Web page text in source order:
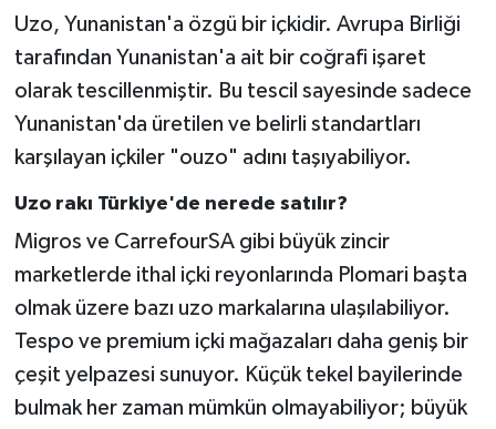
Uzo, Yunanistan'a özgü bir içkidir. Avrupa Birliği
tarafından Yunanistan'a ait bir coğrafi işaret
olarak tescillenmiştir. Bu tescil sayesinde sadece
Yunanistan'da üretilen ve belirli standartları
karşılayan içkiler "ouzo" adını taşıyabiliyor.
Uzo rakı Türkiye'de nerede satılır?
Migros ve CarrefourSA gibi büyük zincir
marketlerde ithal içki reyonlarında Plomari başta
olmak üzere bazı uzo markalarına ulaşılabiliyor.
Tespo ve premium içki mağazaları daha geniş bir
çeşit yelpazesi sunuyor. Küçük tekel bayilerinde
bulmak her zaman mümkün olmayabiliyor; büyük